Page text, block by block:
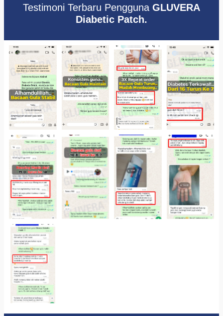
Testimoni Terbaru Pengguna GLUVERA
Diabetic Patch.